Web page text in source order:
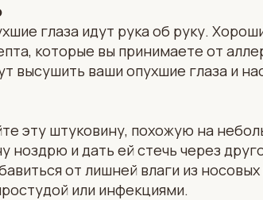
глаза идут рука об руку.
которые вы принимаете от
высушить ваши опухшие глаза и
эту штуковину, похожую на
ноздрю и дать ей стечь через
от лишней влаги из носовых
или инфекциями.